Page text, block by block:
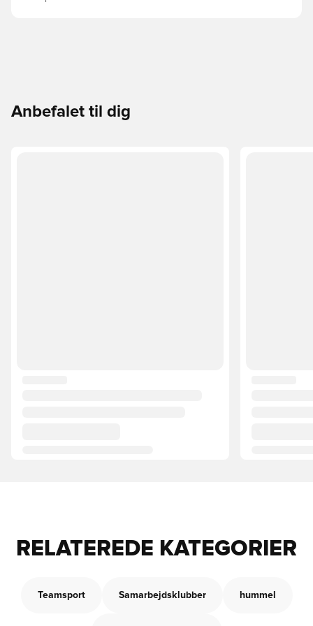
Anbefalet til dig
RELATEREDE KATEGORIER
Teamsport Samarbejdsklubber hummel